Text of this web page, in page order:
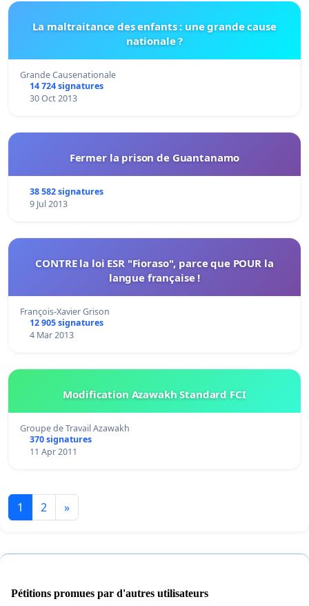
La maltraitance des enfants : une grande cause
nationale ?
Grande Causenationale
14 724 signatures
30 Oct 2013
Fermer la prison de Guantanamo
38 582 signatures
9 Jul 2013
CONTRE la loi ESR "Fioraso", parce que POUR la
langue française !
François-Xavier Grison
12 905 signatures
4 Mar 2013
Modification Azawakh Standard FCI
Groupe de Travail Azawakh
370 signatures
11 Apr 2011
1 2 »
Pétitions promues par d'autres utilisateurs